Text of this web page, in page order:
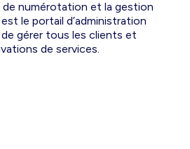
numérotation et la gestion
le portail d’administration
gérer tous les clients et
de services.